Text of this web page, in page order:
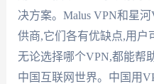
决方案。Malus VPN和星
供商,它们各有优缺点,用户
无论选择哪个VPN,都能帮
中国互联网世界。中国用